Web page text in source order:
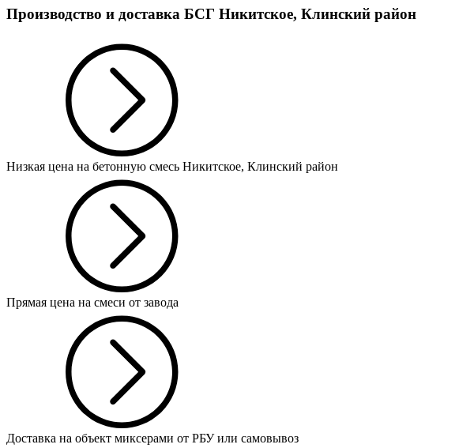
Производство и доставка БСГ Никитское, Клинский район
Низкая цена на бетонную смесь Никитское, Клинский район
Прямая цена на смеси от завода
Доставка на объект миксерами от РБУ или самовывоз